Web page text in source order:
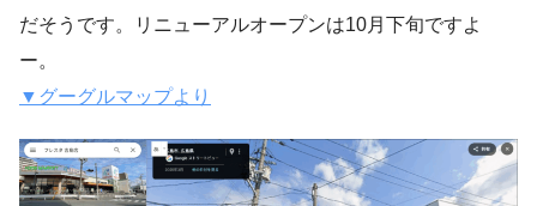
だそうです。リニューアルオープンは10月下旬ですよ
ー。
▼グーグルマップより